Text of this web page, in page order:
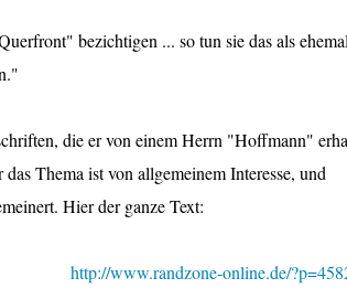
bezichtigen ... so tun sie das als
die er von einem Herrn "Hoffmann"
Thema ist von allgemeinem Interesse, und
Hier der ganze Text:
http://www.randzone-online.de/